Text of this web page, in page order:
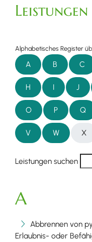
Leistungen
Alphabetisches Register
A B C
H I J
O P Q
V W X
Leistungen suchen
A
Abbrennen von
Erlaubnis- oder